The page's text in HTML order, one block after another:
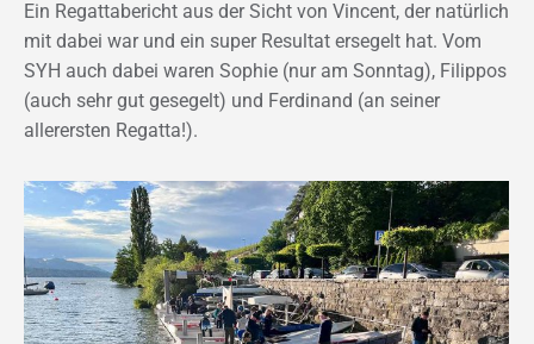
Ein Regattabericht aus der Sicht von Vincent, der natürlich
mit dabei war und ein super Resultat ersegelt hat. Vom
SYH auch dabei waren Sophie (nur am Sonntag), Filippos
(auch sehr gut gesegelt) und Ferdinand (an seiner
allerersten Regatta!).